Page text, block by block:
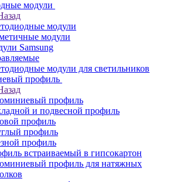
модули
модули
модули
Samsung
модули для светильников
профиль
профиль
и подвесной профиль
профиль
профиль
профиль
встраиваемый в гипсокартон
профиль для натяжных